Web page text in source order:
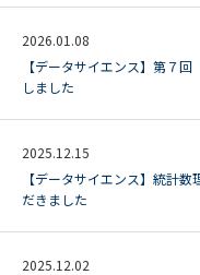
2026.01.08
【データサイエンス】第７
しました
2025.12.15
【データサイエンス】統計
だきました
2025.12.02